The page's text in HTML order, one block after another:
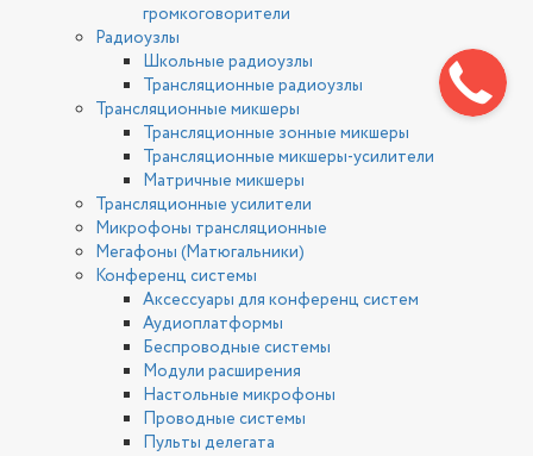
громкоговорители
Радиоузлы
Школьные радиоузлы
Трансляционные радиоузлы
Трансляционные микшеры
Трансляционные зонные микшеры
Трансляционные микшеры-усилители
Матричные микшеры
Трансляционные усилители
Микрофоны трансляционные
Мегафоны (Матюгальники)
Конференц системы
Аксессуары для конференц систем
Аудиоплатформы
Беспроводные системы
Модули расширения
Настольные микрофоны
Проводные системы
Пульты делегата